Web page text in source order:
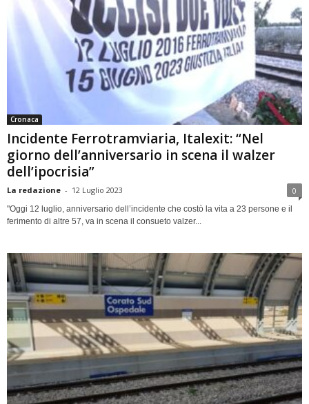
Cronaca
Incidente Ferrotramviaria, Italexit: “Nel
giorno dell’anniversario in scena il walzer
dell’ipocrisia”
La redazione - 12 Luglio 2023 0
"Oggi 12 luglio, anniversario dell’incidente che costò la vita a 23 persone e il
ferimento di altre 57, va in scena il consueto valzer...